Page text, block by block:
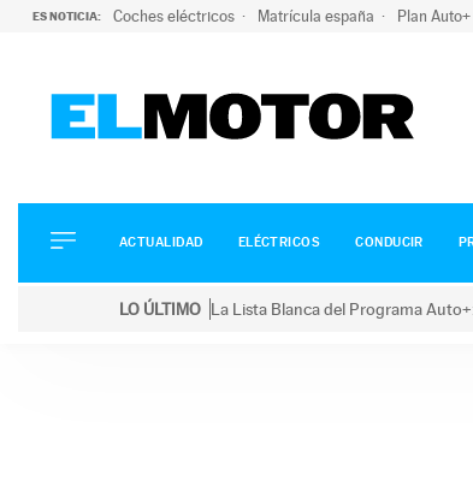
ES NOTICIA: Coches eléctricos Matrícula españa Plan Auto+
ELÉCTRICOS
CONDUCIR
ACTUALIDAD ELÉCTRICOS CONDUCIR
LO ÚLTIMO La Lista Blanca del Programa